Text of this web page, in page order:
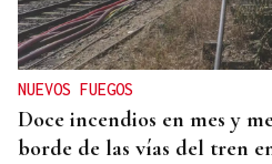
NUEVOS FUEGOS
Doce incendios en mes y
borde de las vías del tren